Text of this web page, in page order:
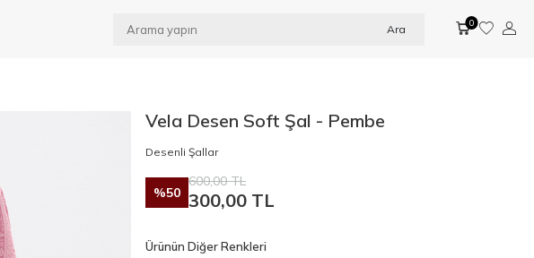
Ara 0
Vela Desen Soft Şal - Pembe
Desenli Şallar
%50
600,00TL
300,00 TL
Ürünün Diğer Renkleri